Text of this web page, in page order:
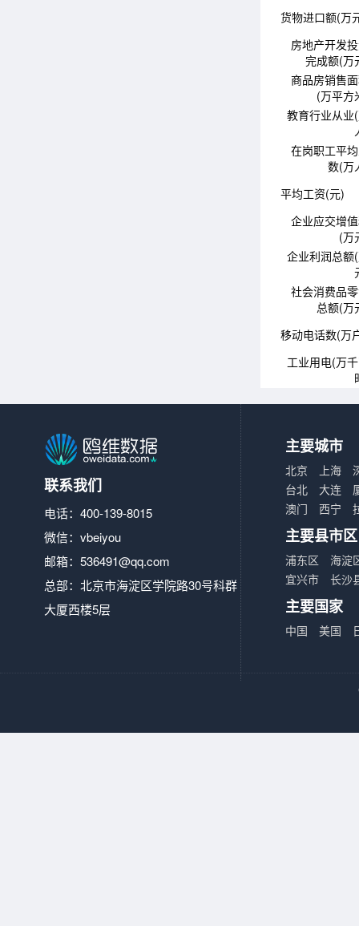
货物进口额(万
房地产开发
完成额(万
商品房销售
(万平方
教育行业从业
在岗职工平
数(万
平均工资(元)
企业应交增
(万
企业利润总额
社会消费品
总额(万
移动电话数(万
工业用电(万
联系我们
电话：400-139-8015
微信：vbeiyou
邮箱： 536491@qq.com
总部：北京市海淀区学院路30号科群
大厦西楼5层
主要城市
北京 上海
台北
大连
澳门
西宁
主要县市区
浦东区
海淀
宜兴市
长沙
主要国家
中国 美国